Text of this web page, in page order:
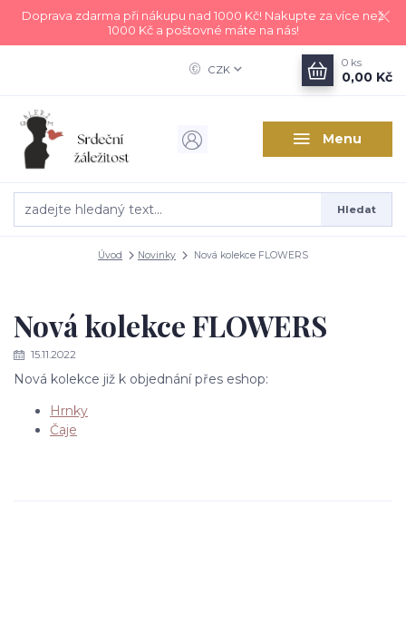
Doprava zdarma při nákupu nad 1000 Kč! Nakupte za více než
1000 Kč a poštovné máte na nás!
Menu
CZK
Hledat
0 ks
0,00 Kč
Úvod Novinky Nová kolekce FLOWERS
Nová kolekce FLOWERS
15.11.2022
Nová kolekce již k objednání přes eshop:
Hrnky
Čaje